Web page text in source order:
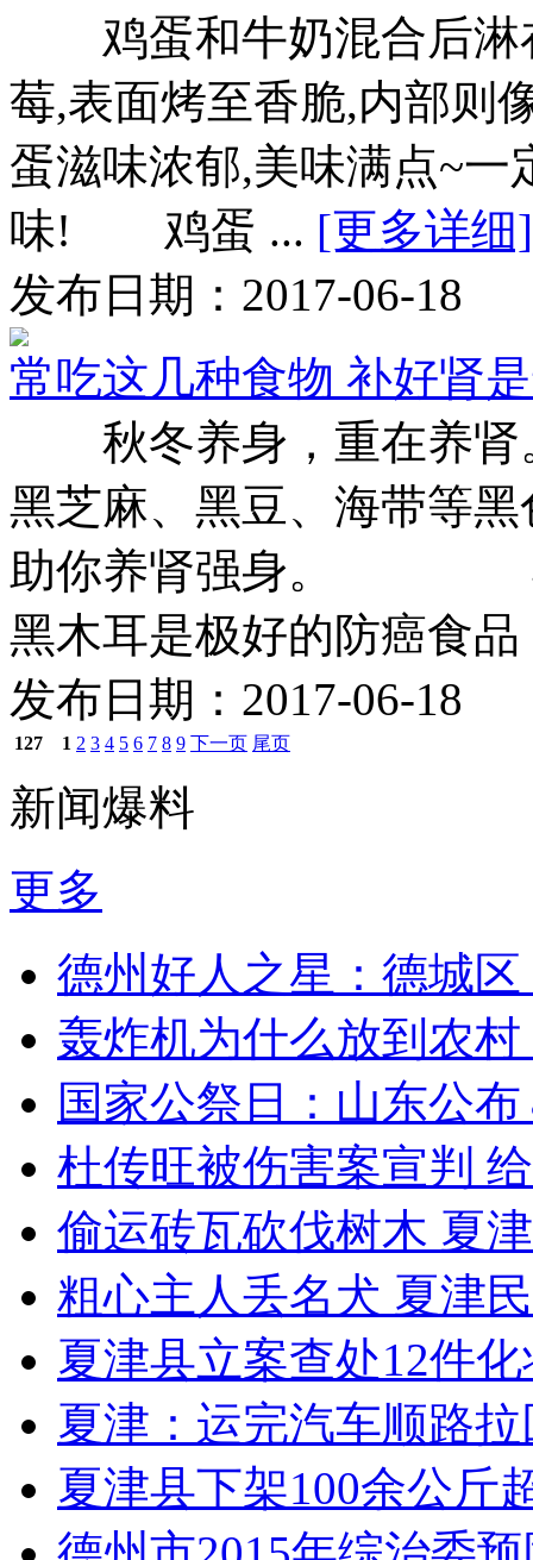
鸡蛋和牛奶混合后淋
莓,表面烤至香脆,内部则
蛋滋味浓郁,美味满点~
味! 鸡蛋 ... [更多详细]
发布日期：2017-06-18
常吃这几种食物 补好肾
秋冬养身，重在养肾
黑芝麻、黑豆、海带等
助你养肾强身。
黑木耳是极好的防癌食
发布日期：2017-06-18
127 1 2 3 4 5 6 7 8 9 下一页 尾页
新闻爆料
更多
德州好人之星：德城
轰炸机为什么放到农
国家公祭日：山东公
杜传旺被伤害案宣判
偷运砖瓦砍伐树木 夏
粗心主人丢名犬 夏津
夏津县立案查处12件
夏津：运完汽车顺路
夏津县下架100余公斤